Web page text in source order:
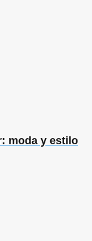
moda y estilo